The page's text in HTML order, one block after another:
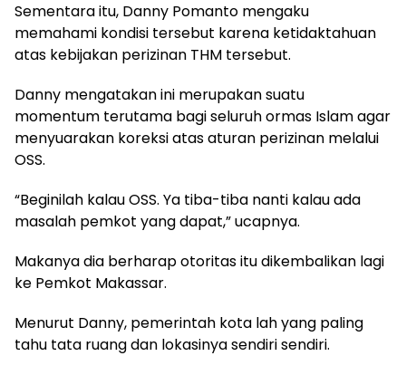
Sementara itu, Danny Pomanto mengaku
memahami kondisi tersebut karena ketidaktahuan
atas kebijakan perizinan THM tersebut.
Danny mengatakan ini merupakan suatu
momentum terutama bagi seluruh ormas Islam agar
menyuarakan koreksi atas aturan perizinan melalui
OSS.
“Beginilah kalau OSS. Ya tiba-tiba nanti kalau ada
masalah pemkot yang dapat,” ucapnya.
Makanya dia berharap otoritas itu dikembalikan lagi
ke Pemkot Makassar.
Menurut Danny, pemerintah kota lah yang paling
tahu tata ruang dan lokasinya sendiri sendiri.